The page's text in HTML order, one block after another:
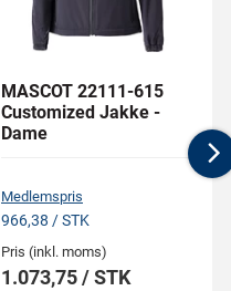
MASCOT 22111-615
Customized Jakke -
Dame
Medlemspris
966,38 / STK
Pris (inkl. moms)
1.073,75 / STK